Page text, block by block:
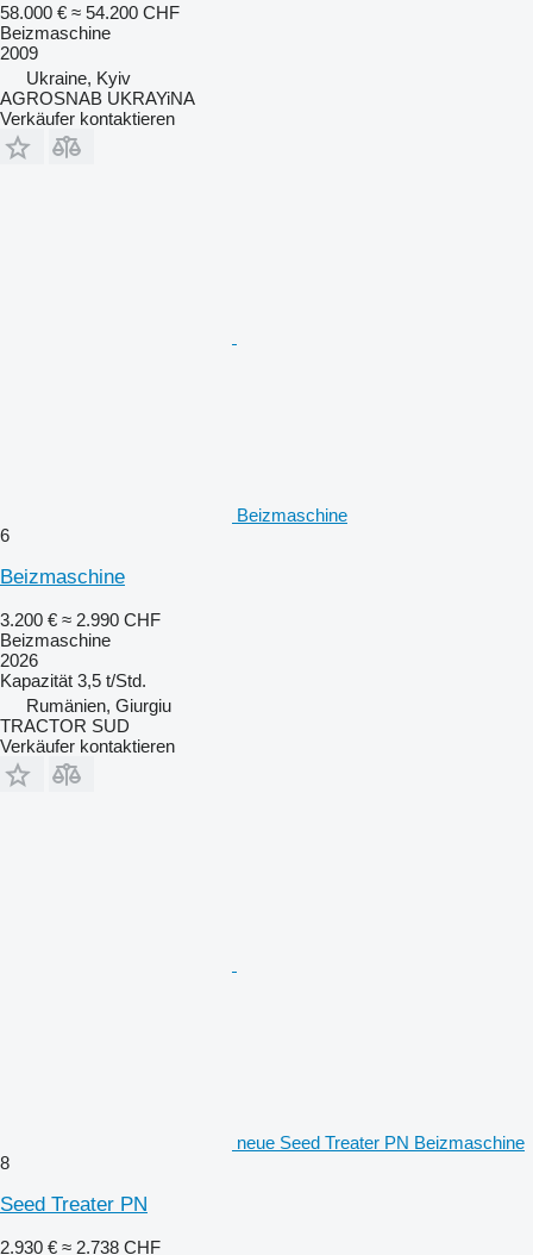
58.000 € ≈ 54.200 CHF
Beizmaschine
2009
Ukraine, Kyiv
AGROSNAB UKRAYiNA
Verkäufer kontaktieren
Beizmaschine
6
Beizmaschine
3.200 € ≈ 2.990 CHF
Beizmaschine
2026
Kapazität 3,5 t/Std.
Rumänien, Giurgiu
TRACTOR SUD
Verkäufer kontaktieren
neue Seed Treater PN Beizmaschine
8
Seed Treater PN
2.930 € ≈ 2.738 CHF